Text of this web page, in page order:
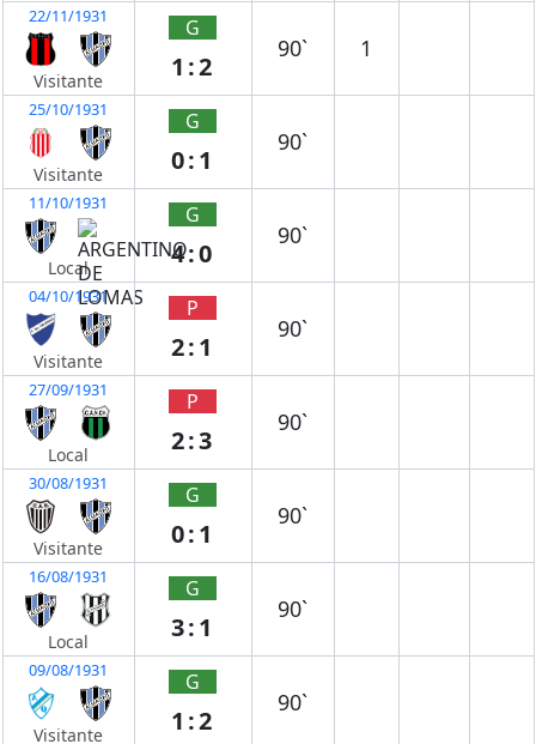
22/11/1931
Visitante
G
1:2
90` 1
25/10/1931
Visitante
G
0:1
90`
11/10/1931
Local
G
4:0
90`
04/10/1931
Visitante
P
2:1
90`
27/09/1931
Local
P
2:3
90`
30/08/1931
Visitante
G
0:1
90`
16/08/1931
Local
G
3:1
90`
09/08/1931
Visitante
G
1:2
90`